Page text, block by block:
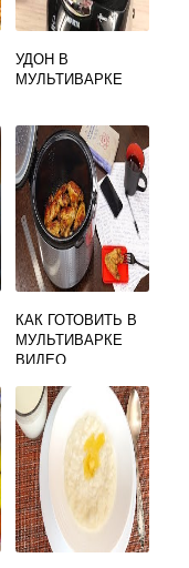
УДОН В
МУЛЬТИВАРКЕ
КАК ГОТОВИТЬ В
МУЛЬТИВАРКЕ
ВИДЕО